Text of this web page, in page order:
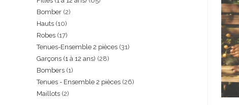
Bomber 2
Hauts 10
Robes 17
Tenues-Ensemble 2 pièces 31
Garçons (1 à 12 ans) 28
Bombers 1
Tenues - Ensemble 2 pièces 26
Maillots 2